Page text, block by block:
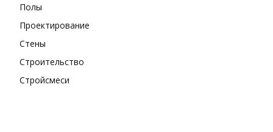
Полы
Проектирование
Стены
Строительство
Стройсмеси